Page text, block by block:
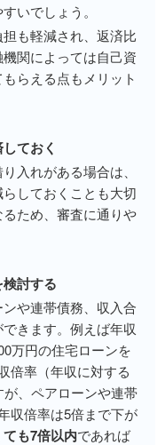
いでしょう。
も軽減され、返済比
関によっては自己資
らえる点もメリット
ておく
入れがある場合は、
しておくことも大切
ため、審査に通りや
討する
や連帯債務、収入合
きます。例えば年収
万円の住宅ローンを
倍率（年収に対する
、ペアローンや連帯
収倍率は5倍まで下が
も7倍以内であれば